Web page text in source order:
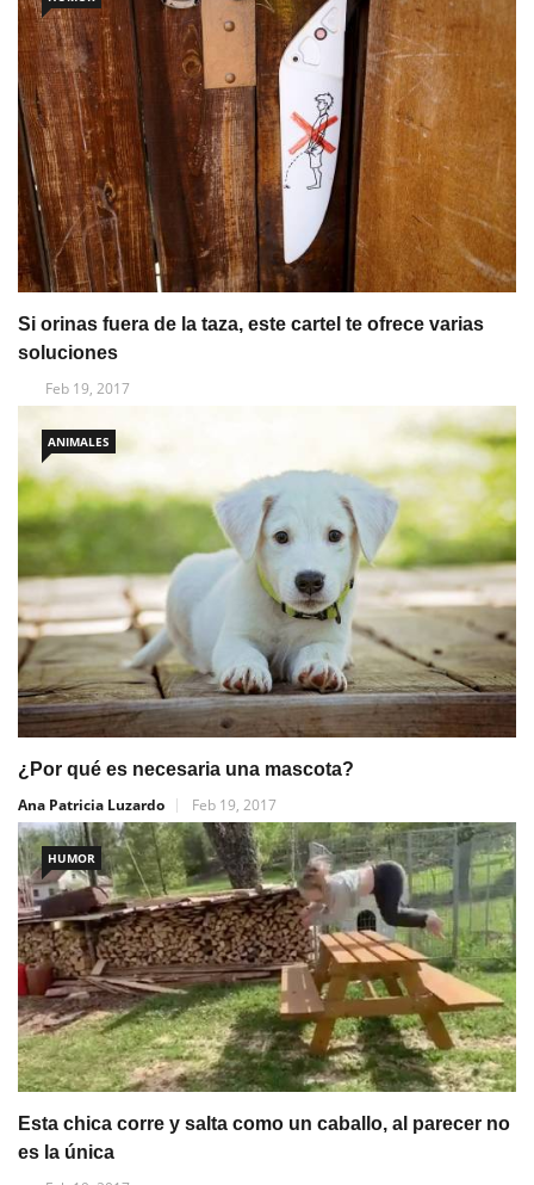
Si orinas fuera de la taza, este cartel te ofrece varias
soluciones
Feb 19, 2017
ANIMALES
¿Por qué es necesaria una mascota?
Ana Patricia Luzardo
Feb 19, 2017
HUMOR
Esta chica corre y salta como un caballo, al parecer no
es la única